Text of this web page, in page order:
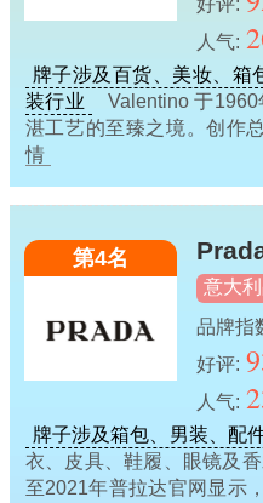
好评:
人气:
牌子涉及百货、美妆、箱
装行业
Valentino 于
湛工艺的至臻之境。创作
情
第4名
意大
品牌指
好评:
人气:
牌子涉及箱包、男装、配
衣、皮具、鞋履、眼镜及
至2021年普拉达官网显示